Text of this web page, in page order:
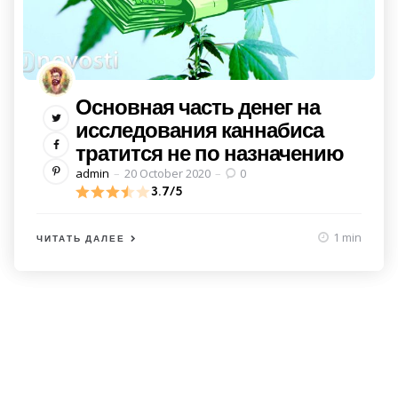
Основная часть денег на
исследования каннабиса
тратится не по назначению
Posted
by
admin 20 October 2020
0
3.7/5
ЧИТАТЬ ДАЛЕЕ 1 min